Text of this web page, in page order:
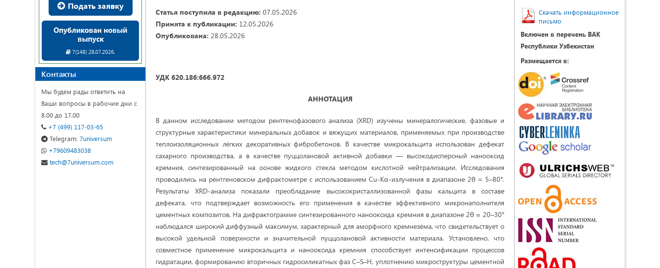
Статья поступила в редакцию: 07.05.2026
Принята к публикации: 12.05.2026
Опубликована: 28.05.2026
УДК 620.186:666.972
АННОТАЦИЯ
В данном исследовании методом рентгенофазового анализа (XRD) изучены минералогические, фазовые и
структурные характеристики минеральных добавок и вяжущих материалов, применяемых при производстве
теплоизоляционных лёгких декоративных фибробетонов. В качестве микрокальцита использован дефекат
сахарного производства, а в качестве пуццолановой активной добавки — высокодисперсный нанооксид
кремния, синтезированный на основе жидкого стекла методом кислотной нейтрализации. Исследования
проводились на рентгеновском дифрактометре с использованием Cu-Kα-излучения в диапазоне 2θ = 5–80°.
Результаты XRD-анализа показали преобладание высококристаллизованной фазы кальцита в составе
дефеката, что подтверждает возможность его применения в качестве эффективного микронаполнителя
цементных композитов. На дифрактограмме синтезированного нанооксида кремния в диапазоне 2θ ≈ 20–30°
наблюдался широкий диффузный максимум, характерный для аморфного кремнезёма, что свидетельствует о
высокой удельной поверхности и значительной пуццолановой активности материала. Установлено, что
совместное применение микрокальцита и нанооксида кремния способствует интенсификации процессов
гидратации, формированию вторичных гидросиликатных фаз C–S–H, уплотнению микроструктуры цементной
Подать заявку
Опубликован новый
выпуск
7(148) 28.07.2026.
Контакты
Мы будем рады ответить на
Ваши вопросы в рабочие дни с
8.00 до 17.00
+7 (499) 117-03-65
Telegram: 7universum
+79609483038
tech@7universum.com
Скачать информационное
письмо
Включен в перечень ВАК
Республики Узбекистан
Размещается в: